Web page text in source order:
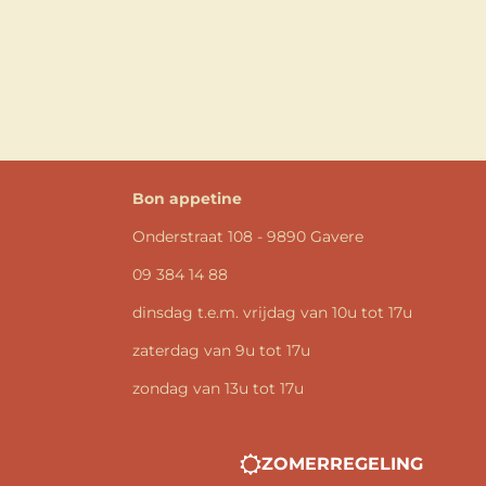
Bon appetine
Onderstraat 108 - 9890 Gavere
09 384 14 88
dinsdag t.e.m. vrijdag van 10u tot 17u
zaterdag van 9u tot 17u
zondag van 13u tot 17u
ZOMERREGELING